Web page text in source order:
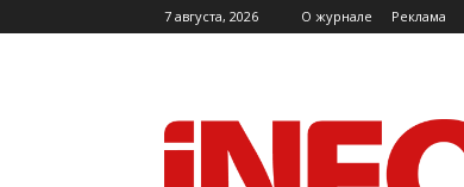
7 августа, 2026 O журнале Реклама